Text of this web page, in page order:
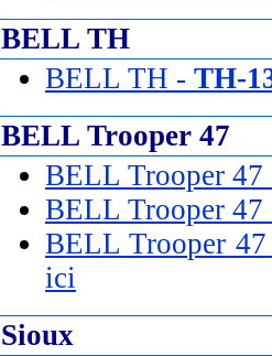
BELL TH
BELL TH - TH-
BELL Trooper 47
BELL Trooper
BELL Trooper
BELL Trooper
ici
Sioux